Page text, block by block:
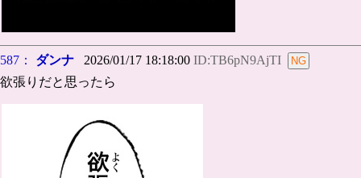
587： ダンナ 2026/01/17 18:18:00 ID:TB6pN9AjTI
欲張りだと思ったら